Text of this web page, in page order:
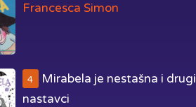
Francesca Simon
4
Mirabela je nestašna i drugi
nastavci